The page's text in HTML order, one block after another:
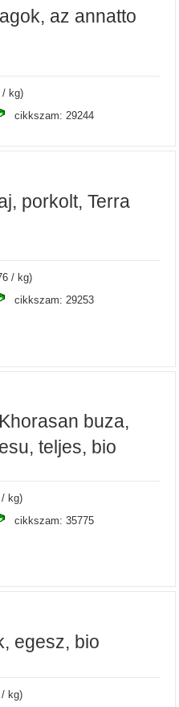
az annatto
/ kg)
cikkszam: 29244
porkolt, Terra
/ kg)
cikkszam: 29253
buza,
teljes, bio
/ kg)
cikkszam: 35775
egesz, bio
/ kg)